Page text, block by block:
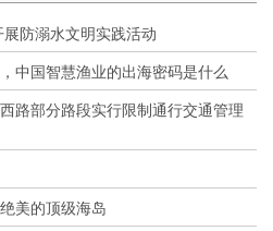
防溺水文明实践活动
中国智慧渔业的出海密码是什么
路部分路段实行限制通行交通管理
美的顶级海岛